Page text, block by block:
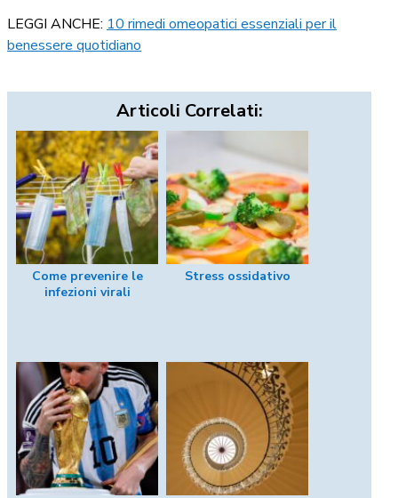
LEGGI ANCHE: 10 rimedi omeopatici essenziali per il
benessere quotidiano
Articoli Correlati:
Come prevenire le
infezioni virali
Stress ossidativo